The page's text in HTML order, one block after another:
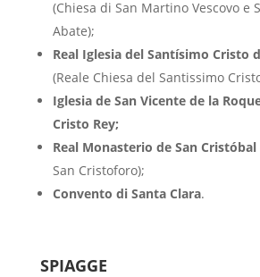
(Chiesa di San Martino Vescovo e
Abate);
Real Iglesia del Santísimo Cristo
(Reale Chiesa del Santissimo
Iglesia de San Vicente de la
Cristo Rey;
Real Monasterio de San Cristóbal
San Cristoforo);
Convento di Santa Clara.
SPIAGGE